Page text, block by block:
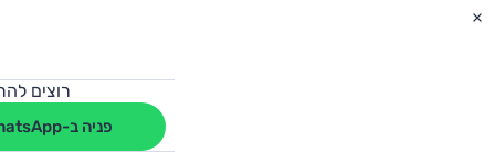
רוצים
פניה ב-WhatsApp